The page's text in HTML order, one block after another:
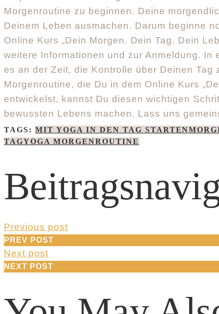
Morgenroutine zu beginnen. Deine
Deinem Leben ausmachen. Darum beginne
Online Kurs „Dein Morgen. Dein Tag. Dein
weitere Informationen und zur Anmeldung.
es an der Zeit, die Kontrolle über Deinen Tag
Morgenroutine, die Du in dem Online Kurs
entwickelst, kannst Du diesen wichtigen
bewussten Lebens machen. Lass uns
TAGS: MIT YOGA IN DEN TAG STARTEN
TAGYOGA MORGENROUTINE
Previous post
PREV POST
Next post
NEXT POST